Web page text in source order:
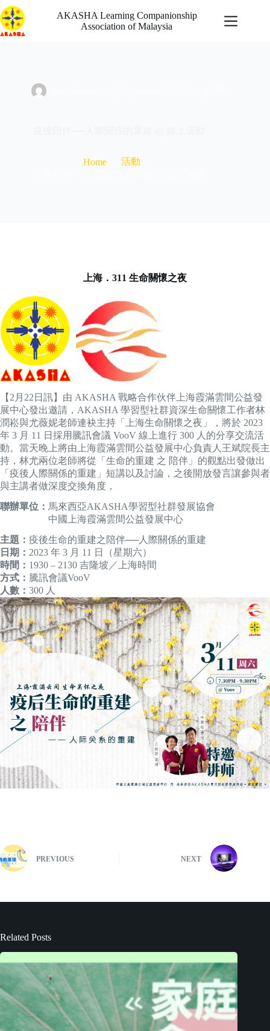
Skip
to
content
AKASHA Learning Companionship
Association of Malaysia
Home
活動
上海．311 生命關懷之夜
【2月22日訊】由 AKASHA 戰略合作伙伴上海霞滿雲間公益發
展中心發出邀請，AKASHA 學習型社群資深生命關懷工作者林
潤崧與尤薇妮老師連袂主持「上海生命關懷之夜」，將於 2023
年 3 月 11 日採用騰訊會議 VooV 線上進行 300 人的分享交流活
動。當天晚上將由上海霞滿雲間公益發展中心負責人王斌院長主
持，林尤兩位老師將從「生命的重建 之 陪伴」的觀點出發做出
「疫後人際關係的重建」短講以及討論，之後開放發言讓參與者
與主講者做深度交換角度，
聯辦單位： 馬來西亞AKASHA學習型社群發展協會
中國上海霞滿雲間公益發展中心
主題： 疫後生命的重建之陪伴──人際關係的重建
日期： 2023 年 3 月 11 日（星期六）
時間： 1930 – 2130 吉隆坡／上海時間
方式： 騰訊會議VooV
人數： 300 人
PREVIOUS NEXT
Related Posts